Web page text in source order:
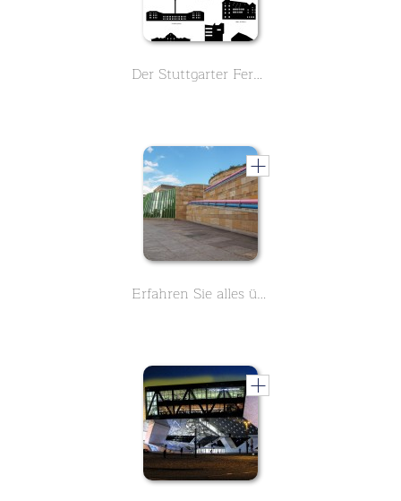
Der Stuttgarter Fernsehturm, erfahre alles Wichtige über seine Geschichte. Der erste deutsche Fernsehturm.
Erfahren Sie alles über die Staatsgalerie in Stuttgart, ein Weltklasse-Museum. In 90 kurzen Lektionen lernen Sie alles Wichtige.